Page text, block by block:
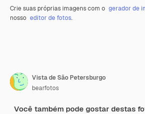
Crie suas próprias imagens com o gerador de
nosso editor de fotos.
Vista de São Petersburgo
bearfotos
Você também pode gostar destas